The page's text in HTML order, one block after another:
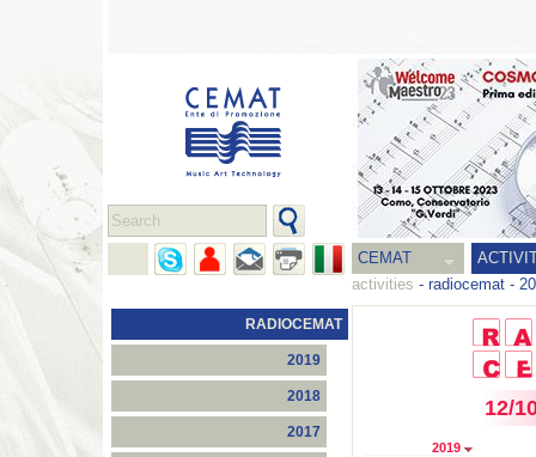
CEMAT
activities - radiocemat -
RADIOCEMAT
2019
2018
2017
2019
12/